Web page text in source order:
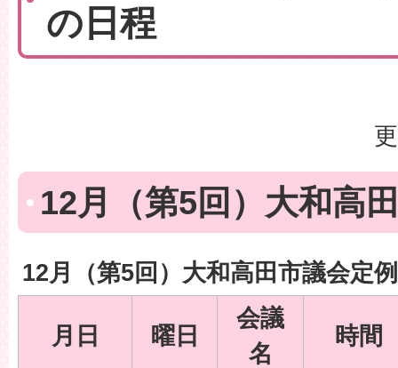
の日程
12月（第5回）大和高
12月（第5回）大和高田市議会定
月日 曜日
会議
名
時間